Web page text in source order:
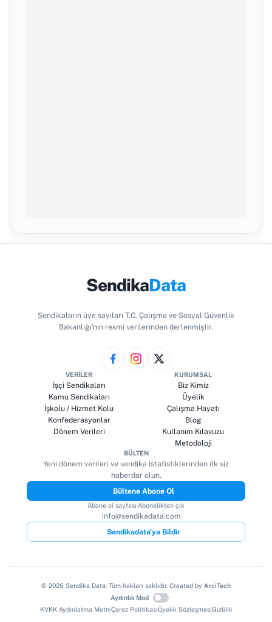
SendikaData
Sendikaların üye sayıları T.C. Çalışma ve Sosyal Güvenlik
Bakanlığı'nın resmi verilerinden derlenmiştir.
VERILER
İşçi Sendikaları
Kamu Sendikaları
İşkolu / Hizmet Kolu
Konfederasyonlar
Dönem Verileri
KURUMSAL
Biz Kimiz
Üyelik
Çalışma Hayatı
Blog
Kullanım Kılavuzu
Metodoloji
BÜLTEN
Yeni dönem verileri ve sendika istatistiklerinden ilk siz
haberdar olun.
Bültene Abone Ol
Abone ol sayfası·Abonelikten çık
info@sendikadata.com
Sendikadata'ya Bildir
© 2026 Sendika Data. Tüm hakları saklıdır. Created by ArciTech
Aydınlık Mod
KVKK Aydınlatma MetniÇerez PolitikasıÜyelik SözleşmesiGizlilik